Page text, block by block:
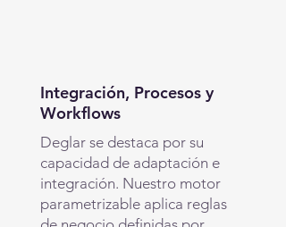
Integración, Procesos y
Workflows
Deglar se destaca por su
capacidad de adaptación e
integración. Nuestro motor
parametrizable aplica reglas